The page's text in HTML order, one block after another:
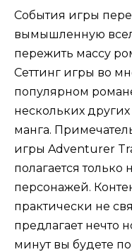
События игры
вымышленную
пережить массу
Сеттинг игры во
популярном
нескольких
манга.
игры Adventurer
полагается
персонажей.
практически не
предлагает нечто
минут вы будете